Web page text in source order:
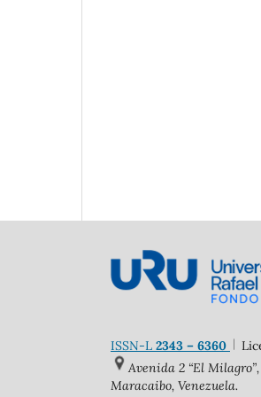
ISSN-L 2343 – 6360
Avenida 2 “El
Maracaibo, Venezuela.